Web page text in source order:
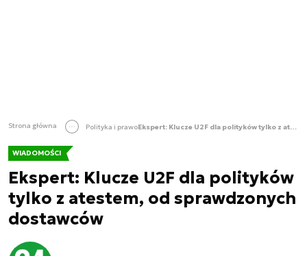
Strona główna Polityka i prawo Ekspert: Klucze U2F dla polityków tylko z atestem, od sprawdzonych dostawców
WIADOMOŚCI
Ekspert: Klucze U2F dla polityków
tylko z atestem, od sprawdzonych
dostawców